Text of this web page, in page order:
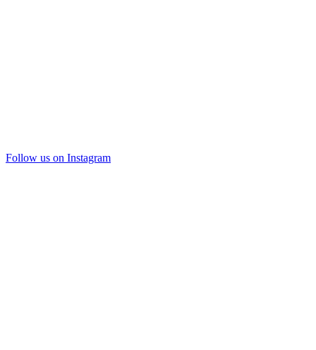
Follow us on Instagram